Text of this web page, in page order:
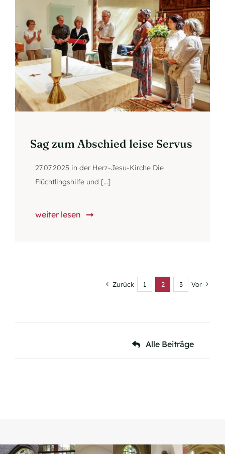
Sag zum Abschied leise Servus
27.07.2025 in der Herz-Jesu-Kirche Die
Flüchtlingshilfe und [...]
weiter lesen
Zurück 1 2 3 Vor
Alle Beiträge